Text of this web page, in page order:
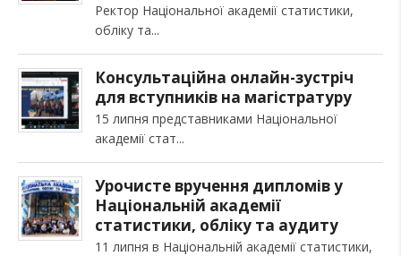
Ректор Національної академії статистики,
обліку та
Консультаційна онлайн-зустріч
для вступників на магістратуру
15 липня представниками Національної
академії стат
Урочисте вручення дипломів у
Національній академії
статистики, обліку та аудиту
11 липня в Національній академії статистики,